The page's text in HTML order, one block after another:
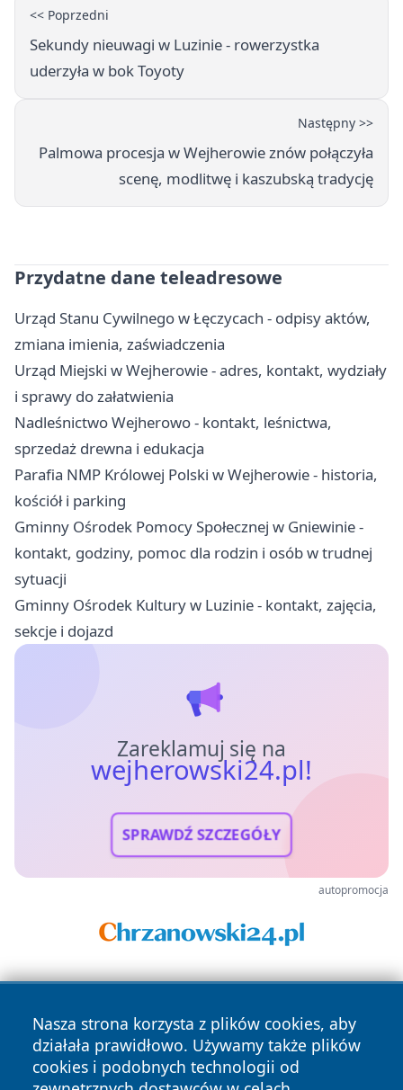
<< Poprzedni
Sekundy nieuwagi w Luzinie - rowerzystka
uderzyła w bok Toyoty
Następny >>
Palmowa procesja w Wejherowie znów połączyła
scenę, modlitwę i kaszubską tradycję
Przydatne dane teleadresowe
Urząd Stanu Cywilnego w Łęczycach - odpisy aktów,
zmiana imienia, zaświadczenia
Urząd Miejski w Wejherowie - adres, kontakt, wydziały
i sprawy do załatwienia
Nadleśnictwo Wejherowo - kontakt, leśnictwa,
sprzedaż drewna i edukacja
Parafia NMP Królowej Polski w Wejherowie - historia,
kościół i parking
Gminny Ośrodek Pomocy Społecznej w Gniewinie -
kontakt, godziny, pomoc dla rodzin i osób w trudnej
sytuacji
Gminny Ośrodek Kultury w Luzinie - kontakt, zajęcia,
sekcje i dojazd
Zareklamuj się na
wejherowski24.pl!
SPRAWDŹ SZCZEGÓŁY
autopromocja
Nasza strona korzysta z plików cookies, aby
działała prawidłowo. Używamy także plików
cookies i podobnych technologii od